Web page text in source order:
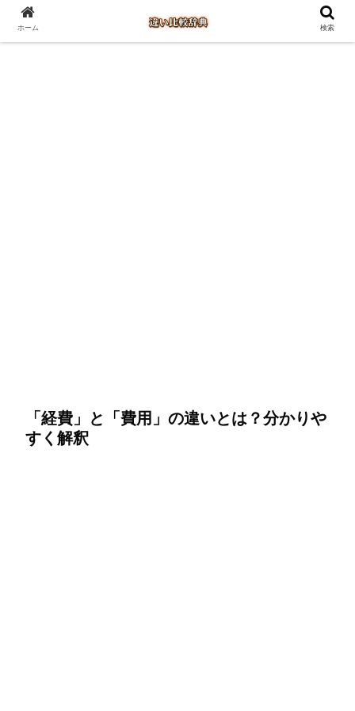
「経費」と「費用」の違いとは？分かりや
すく解釈
ホーム 検索